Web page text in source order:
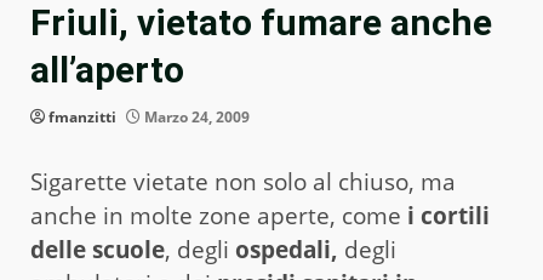
Friuli, vietato fumare anche
all’aperto
fmanzitti Marzo 24, 2009
Sigarette vietate non solo al chiuso, ma
anche in molte zone aperte, come i cortili
delle scuole, degli ospedali, degli